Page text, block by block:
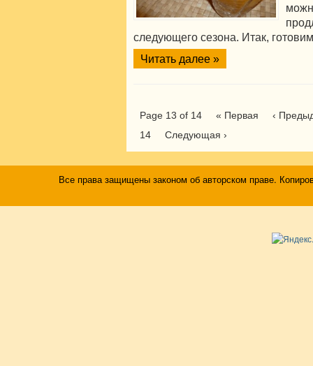
следующего сезона. Итак,
Читать далее »
Page 13 of 14 « Первая
‹
14
Следующая ›
Все права защищены законом об авторском праве.